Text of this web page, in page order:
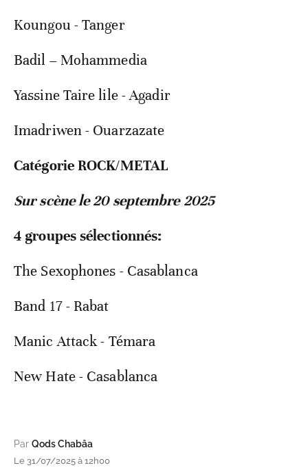
Koungou - Tanger
Badil – Mohammedia
Yassine Taire lile - Agadir
Imadriwen - Ouarzazate
Catégorie ROCK/METAL
Sur scène le 20 septembre 2025
4 groupes sélectionnés:
The Sexophones - Casablanca
Band 17 - Rabat
Manic Attack - Témara
New Hate - Casablanca
Par Qods Chabâa
Le 31/07/2025 à 12h00